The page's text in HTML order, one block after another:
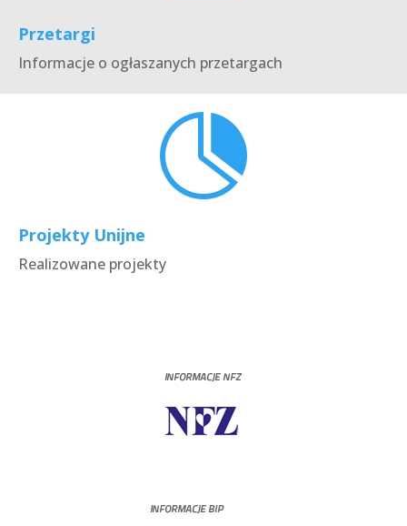
Przetargi
Informacje o ogłaszanych przetargach

Projekty Unijne
Realizowane projekty